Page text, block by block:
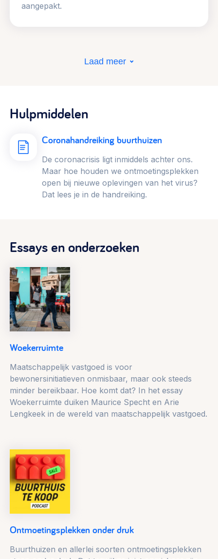
aangepakt.
Laad meer
Hulpmiddelen
Coronahandreiking buurthuizen
De coronacrisis ligt inmiddels achter ons.
Maar hoe houden we ontmoetingsplekken
open bij nieuwe oplevingen van het virus?
Dat lees je in de handreiking.
Essays en onderzoeken
Woekerruimte
Maatschappelijk vastgoed is voor
bewonersinitiatieven onmisbaar, maar ook steeds
minder bereikbaar. Hoe komt dat? In het essay
Woekerruimte duiken Maurice Specht en Arie
Lengkeek in de wereld van maatschappelijk vastgoed.
Ontmoetingsplekken onder druk
Buurthuizen en allerlei soorten ontmoetingsplekken